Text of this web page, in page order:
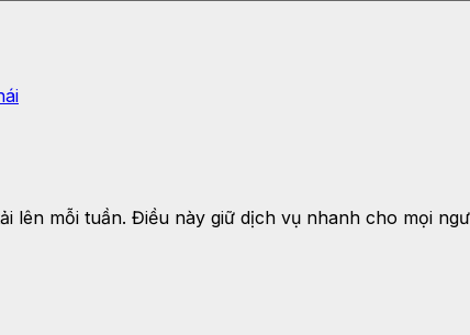
lên mỗi tuần. Điều này giữ dịch vụ nhanh cho mọi